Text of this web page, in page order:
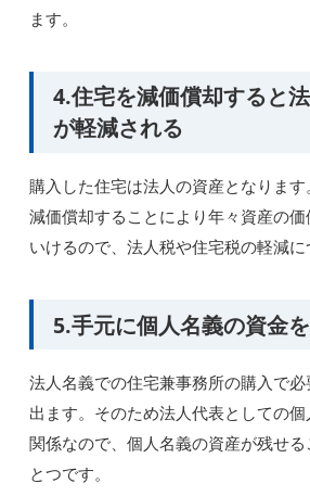
ます。
4.住宅を減価償却すると
が軽減される
購入した住宅は法人の資産となりま
減価償却することにより年々資産の
いけるので、法人税や住宅税の軽減に
5.手元に個人名義の資金
法人名義での住宅兼事務所の購入で
出ます。そのため法人代表としての
関係なので、個人名義の資産が残せ
とつです。